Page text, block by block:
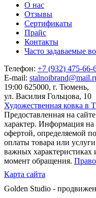
О нас
Отзывы
Сертификаты
Прайс
Контакты
Часто задаваемые
Телефон: +7 (932) 475-66-
E-mail:
19:00 625000, г. Тюмень,
ул. Василия Гольцова, 10
Художественная ковка в
Предоставленная на
характер. Информация на
офертой, определяемой
оплаты товара или услуги
важных характеристиках
момент обращения.
Карта сайта
Golden Studio -